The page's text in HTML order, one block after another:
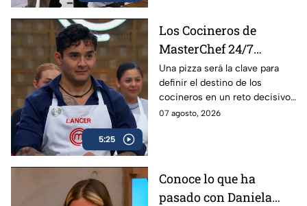
5:25
Los Cocineros de
MasterChef 24/7
intentarán librar el
Delantal Negro con una
pizza
Una pizza será la clave para
definir el destino de los
cocineros en un reto decisivo
de MasterChef 24/7.
07 agosto, 2026
Conoce lo que ha
pasado con Daniela